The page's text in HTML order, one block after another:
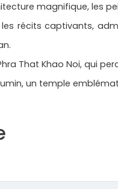
magnifique, les
les récits captivants,
That Khao Noi, qui
un temple